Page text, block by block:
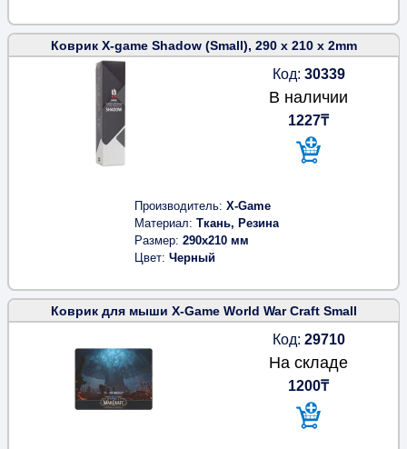
Коврик X-game Shadow (Small), 290 x 210 x 2mm
Код: 30339
В наличии
1227₸
Производитель X-Game
Материал Ткань, Резина
Размер 290x210 мм
Цвет Черный
Коврик для мыши X-Game World War Craft Small
Код: 29710
На складе
1200₸